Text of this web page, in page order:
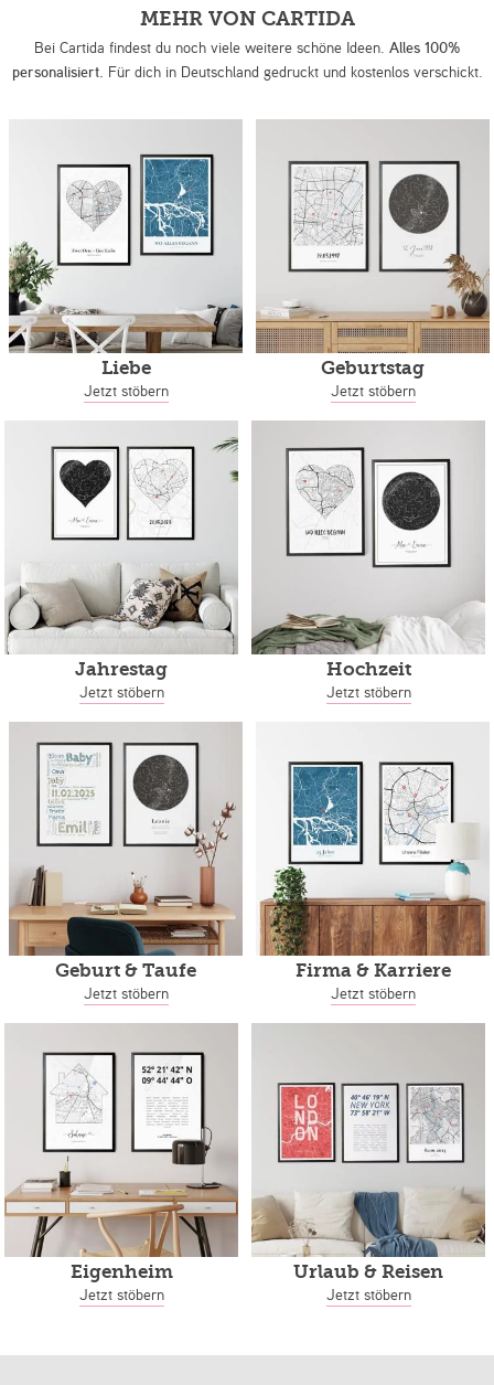
MEHR VON CARTIDA
Bei Cartida findest du noch viele weitere schöne Ideen. Alles 100%
personalisiert. Für dich in Deutschland gedruckt und kostenlos verschickt.
Liebe
Jetzt stöbern
Geburtstag
Jetzt stöbern
Jahrestag
Jetzt stöbern
Hochzeit
Jetzt stöbern
Geburt & Taufe
Jetzt stöbern
Firma & Karriere
Jetzt stöbern
Eigenheim
Jetzt stöbern
Urlaub & Reisen
Jetzt stöbern